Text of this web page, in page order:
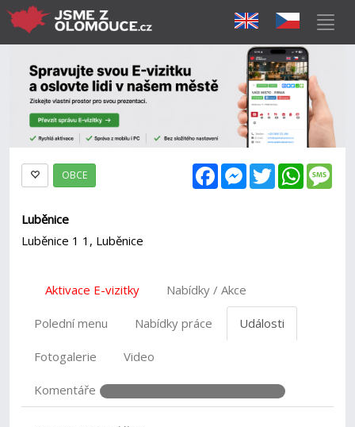
FacebookMessenger
Twitter
OBCE
Luběnice
Luběnice 1 1, Luběnice
Aktivace E-vizitky Nabídky / Akce
Polední menu Nabídky práce Události
Fotogalerie Video
Komentáře